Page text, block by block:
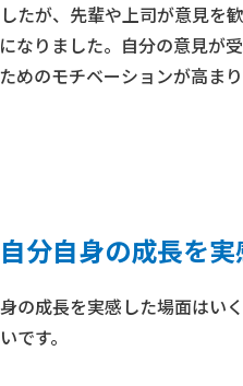
たが、先輩や上司が意見を
なりました。自分の意見が
めのモチベーションが高まり
分自身の成長を
の成長を実感した場面はい
です。